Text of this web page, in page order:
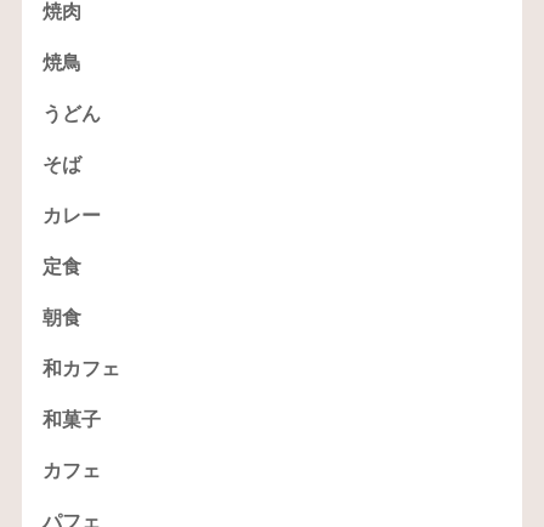
焼肉
焼鳥
うどん
そば
カレー
定食
朝食
和カフェ
和菓子
カフェ
パフェ